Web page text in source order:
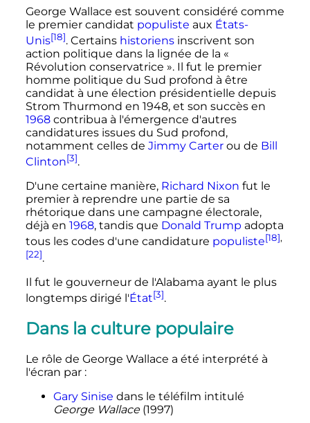
George Wallace est souvent considéré comme
le premier candidat populiste aux États-
Unis[18]. Certains historiensinscrivent son
action politique dans la lignée de la «
Révolution conservatrice ». Il fut le premier
homme politique du Sud profond à être
candidat à une élection présidentielle depuis
Strom Thurmond en 1948, et son succès en
1968contribua à l'émergence d'autres
candidatures issues du Sud profond,
notamment celles de Jimmy Carterou de Bill
Clinton[3].
D'une certaine manière, Richard Nixon fut le
premier à reprendre une partie de sa
rhétorique dans une campagne électorale,
déjà en 1968, tandis que Donald Trump adopta
tous les codes d'une candidature populiste[18],
[22].
Il fut le gouverneur de l'Alabama ayant le plus
longtemps dirigé l'État[3].
Dans la culture populaire
Le rôle de George Wallace a été interprété à
l'écran par :
Gary Sinise dans le téléfilm intitulé
George Wallace(1997)